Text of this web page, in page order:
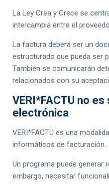
La Ley Crea y Crece se
intercambia entre el
La factura deberá ser un
estructurado que pueda ser
También se comunicarán
relacionados con su
VERI*FACTU no
electrónica
VERI*FACTU es una
informáticos de facturación.
Un programa puede generar
embargo, necesitar